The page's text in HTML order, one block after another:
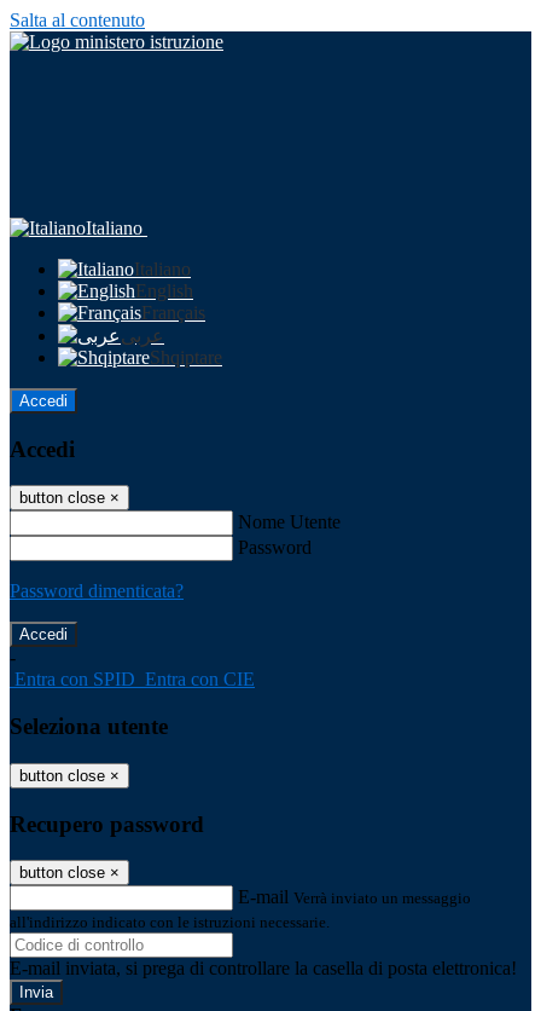
Salta al contenuto
Italiano
Italiano
English
Français
عربى
Shqiptare
Accedi
Accedi
button close ×
Nome Utente
Password
Password dimenticata?
-
Entra con SPID Entra con CIE
Seleziona utente
button close ×
Recupero password
button close ×
E-mail Verrà inviato un messaggio
all'indirizzo indicato con le istruzioni necessarie.
E-mail inviata, si prega di controllare la casella di posta elettronica!